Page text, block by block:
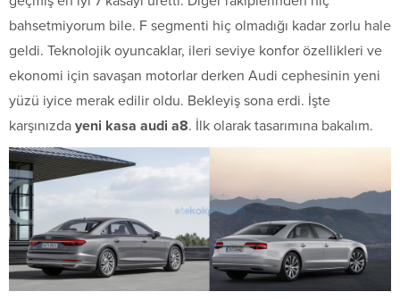
bahsetmiyorum bile. F segmenti hiç olmadığı kadar zorlu hale
geldi. Teknolojik oyuncaklar, ileri seviye konfor özellikleri ve
ekonomi için savaşan motorlar derken Audi cephesinin yeni
yüzü iyice merak edilir oldu. Bekleyiş sona erdi. İşte
karşınızda yeni kasa audi a8. İlk olarak tasarımına bakalım.